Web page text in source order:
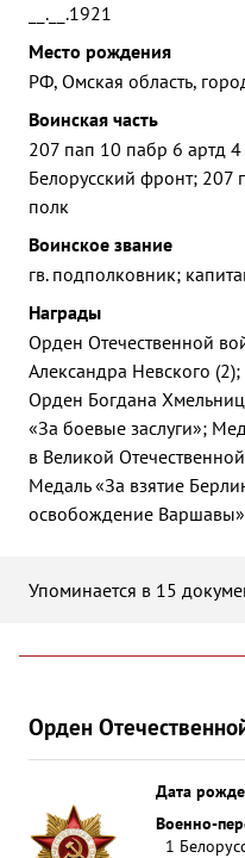
__.__.1921
Место рождения
РФ, Омская область,
Воинская часть
207 пап 10 пабр 6 артд
Белорусский фронт; 207
полк
Воинское звание
гв. подполковник;
Награды
Орден Отечественной
Александра Невского
Орден Богдана
«За боевые заслуги»;
в Великой
Медаль «За взятие
освобождение
Упоминается в 15
Орден
Дата
Военно-
1